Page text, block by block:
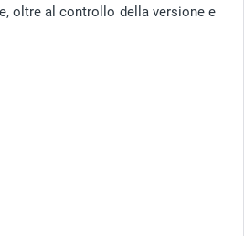
oltre al controllo della versione e